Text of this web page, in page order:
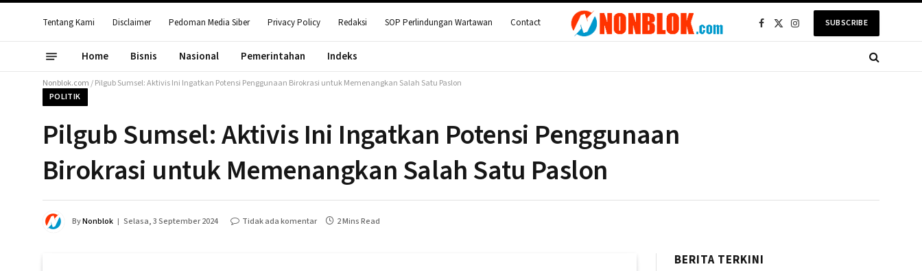
Tentang Kami Disclaimer Pedoman Media Siber Privacy Policy Redaksi SOP Perlindungan Wartawan Contact Facebook
X
InstagramSUBSCRIBE
Home Bisnis Nasional Pemerintahan Indeks
Nonblok.com/Pilgub Sumsel: Aktivis Ini Ingatkan Potensi Penggunaan Birokrasi untuk Memenangkan Salah Satu Paslon
POLITIK
Pilgub Sumsel: Aktivis Ini Ingatkan Potensi Penggunaan
Birokrasi untuk Memenangkan Salah Satu Paslon
ByNonblok Selasa, 3 September 2024 Tidak ada komentar 2 Mins Read
BERITA TERKINI